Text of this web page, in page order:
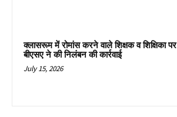
क्लासरूम में रोमांस करने वाले शिक्षक व शिक्षिका पर
बीएसए ने की निलंबन की कार्रवाई
July 15, 2026